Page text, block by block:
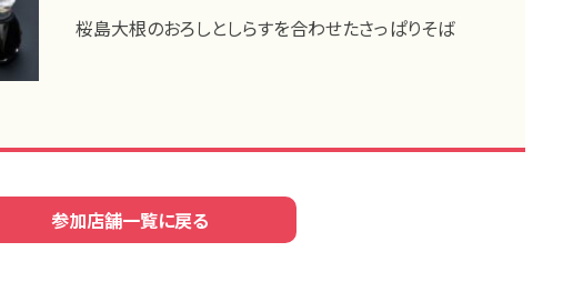
桜島大根のおろしとしらすを合わせたさっぱりそば
参加店舗一覧に戻る